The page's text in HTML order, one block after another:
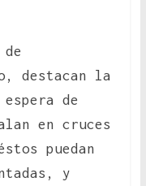
destacan la
de
en cruces
puedan
y